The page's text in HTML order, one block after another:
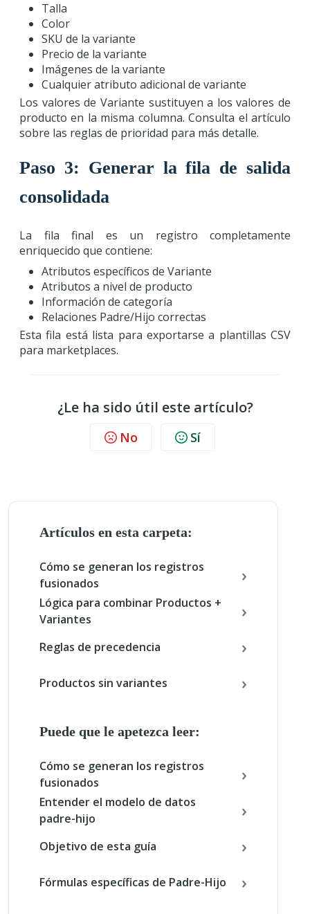
Talla
Color
SKU de la variante
Precio de la variante
Imágenes de la variante
Cualquier atributo adicional de variante
Los valores de Variante sustituyen a los valores de
producto en la misma columna. Consulta el artículo
sobre las reglas de prioridad para más detalle.
Paso 3: Generar la fila de salida
consolidada
La fila final es un registro completamente
enriquecido que contiene:
Atributos específicos de Variante
Atributos a nivel de producto
Información de categoría
Relaciones Padre/Hijo correctas
Esta fila está lista para exportarse a plantillas CSV
para marketplaces.
¿Le ha sido útil este artículo?
No Sí
Artículos en esta carpeta:
Cómo se generan los registros
fusionados
Lógica para combinar Productos +
Variantes
Reglas de precedencia
Productos sin variantes
Puede que le apetezca leer:
Cómo se generan los registros
fusionados
Entender el modelo de datos
padre-hijo
Objetivo de esta guía
Fórmulas específicas de Padre-Hijo